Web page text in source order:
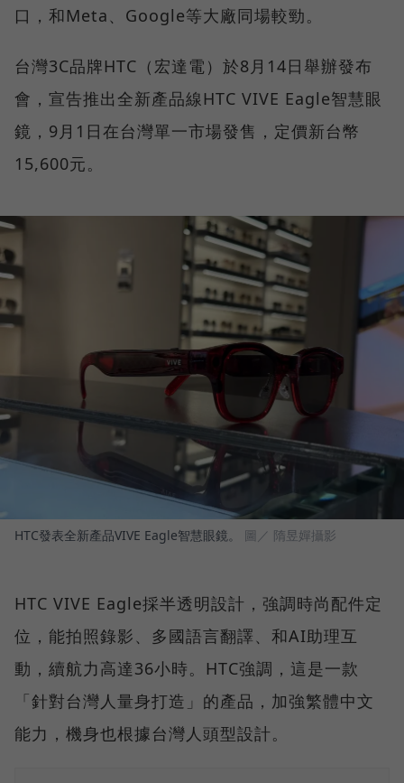
口，和Meta、Google等大廠同場較勁。
台灣3C品牌HTC（宏達電）於8月14日舉辦發布
會，宣告推出全新產品線HTC VIVE Eagle智慧眼
鏡，9月1日在台灣單一市場發售，定價新台幣
15,600元。
HTC發表全新產品VIVE Eagle智慧眼鏡。 圖／ 隋昱嬋攝影
HTC VIVE Eagle採半透明設計，強調時尚配件定
位，能拍照錄影、多國語言翻譯、和AI助理互
動，續航力高達36小時。HTC強調，這是一款
「針對台灣人量身打造」的產品，加強繁體中文
能力，機身也根據台灣人頭型設計。